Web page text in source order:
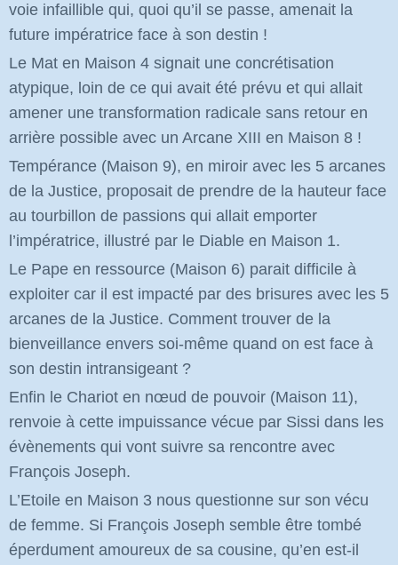
voie infaillible qui, quoi qu’il se passe, amenait la
future impératrice face à son destin !
Le Mat en Maison 4 signait une concrétisation
atypique, loin de ce qui avait été prévu et qui allait
amener une transformation radicale sans retour en
arrière possible avec un Arcane XIII en Maison 8 !
Tempérance (Maison 9), en miroir avec les 5 arcanes
de la Justice, proposait de prendre de la hauteur face
au tourbillon de passions qui allait emporter
l’impératrice, illustré par le Diable en Maison 1.
Le Pape en ressource (Maison 6) parait difficile à
exploiter car il est impacté par des brisures avec les 5
arcanes de la Justice. Comment trouver de la
bienveillance envers soi-même quand on est face à
son destin intransigeant ?
Enfin le Chariot en nœud de pouvoir (Maison 11),
renvoie à cette impuissance vécue par Sissi dans les
évènements qui vont suivre sa rencontre avec
François Joseph.
L’Etoile en Maison 3 nous questionne sur son vécu
de femme. Si François Joseph semble être tombé
éperdument amoureux de sa cousine, qu’en est-il